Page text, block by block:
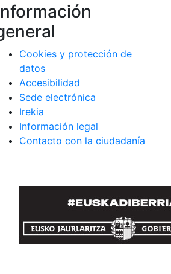
Cookies y protección de
datos
Accesibilidad
Sede electrónica
Irekia
Información legal
Contacto con la ciudadanía